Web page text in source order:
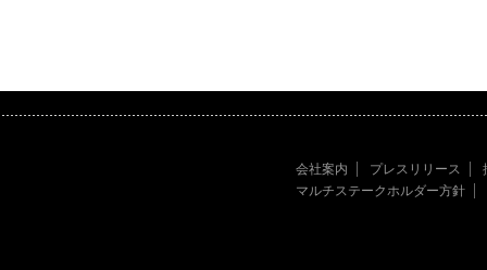
会社案内 プレスリリース
マルチステークホルダー方針